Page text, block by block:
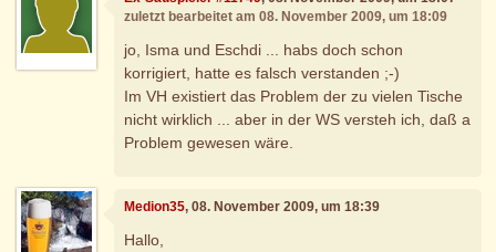
zuletzt bearbeitet am 08. November 2009, um 18:09
jo, Isma und Eschdi ... habs doch schon
korrigiert, hatte es falsch verstanden ;-)
Im VH existiert das Problem der zu vielen Tische
nicht wirklich ... aber in der WS versteh ich, daß a
Problem gewesen wäre.
Medion35, 08. November 2009, um 18:39
Hallo,